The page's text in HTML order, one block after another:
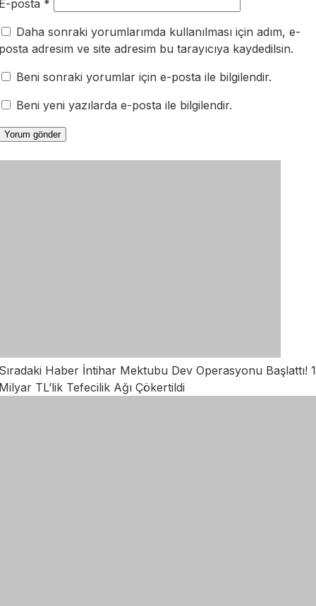
posta *
Daha sonraki yorumlarımda kullanılması için adım, e-
adresim ve site adresim bu tarayıcıya kaydedilsin.
Beni sonraki yorumlar için e-posta ile bilgilendir.
Beni yeni yazılarda e-posta ile bilgilendir.
Haber İntihar Mektubu Dev Operasyonu Başlattı! 1
TL’lik Tefecilik Ağı Çökertildi